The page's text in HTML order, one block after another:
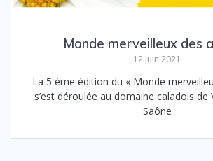
Monde merveilleux des
12 juin 2021
La 5 ème édition du « Monde
s’est déroulée au domaine caladois de
Saône